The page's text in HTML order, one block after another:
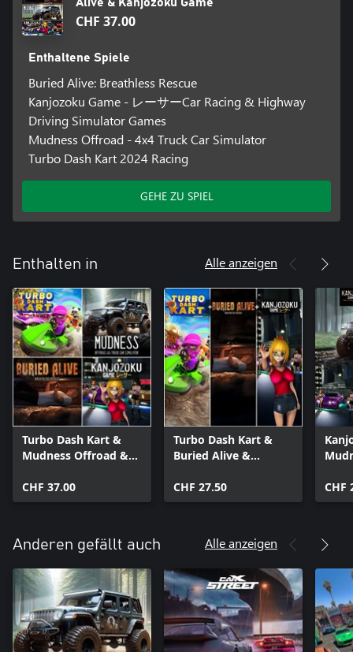
Alive & Kanjozoku Game
CHF 37.00
Enthaltene Spiele
Buried Alive: Breathless Rescue
Kanjozoku Game - レーサーCar Racing & Highway
Driving Simulator Games
Mudness Offroad - 4x4 Truck Car Simulator
Turbo Dash Kart 2024 Racing
GEHE ZU SPIEL
Enthalten in Alle anzeigen
Turbo Dash Kart &
Mudness Offroad &
Kanjozoku Game
CHF 37.00
Turbo Dash Kart &
Buried Alive &
CHF 27.50
CHF
Anderen gefällt auch Alle anzeigen